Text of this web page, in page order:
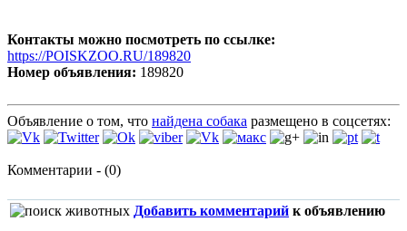
Контакты можно посмотреть по ссылке:
https://POISKZOO.RU/189820
Номер объявления: 189820
Объявление о том, что найдена собака размещено в соцсетях:
Комментарии - (0)
Добавить комментарий к объявлению